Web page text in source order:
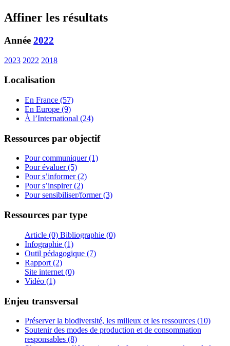
Affiner les résultats
Année 2022
2023 2022 2018
Localisation
En France (57)
En Europe (9)
À l’International (24)
Ressources par objectif
Pour communiquer (1)
Pour évaluer (5)
Pour s’informer (2)
Pour s’inspirer (2)
Pour sensibiliser/former (3)
Ressources par type
Article (0) Bibliographie (0)
Infographie (1)
Outil pédagogique (7)
Rapport (2)
Site internet (0)
Vidéo (1)
Enjeu transversal
Préserver la biodiversité, les milieux et les ressources (10)
Soutenir des modes de production et de consommation
responsables (8)